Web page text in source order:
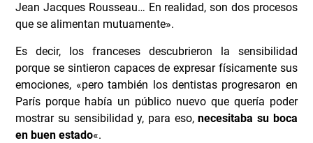
Jean Jacques Rousseau… En realidad, son dos procesos
que se alimentan mutuamente».
Es decir, los franceses descubrieron la sensibilidad
porque se sintieron capaces de expresar físicamente sus
emociones, «pero también los dentistas progresaron en
París porque había un público nuevo que quería poder
mostrar su sensibilidad y, para eso,necesitaba su boca
en buen estado«.